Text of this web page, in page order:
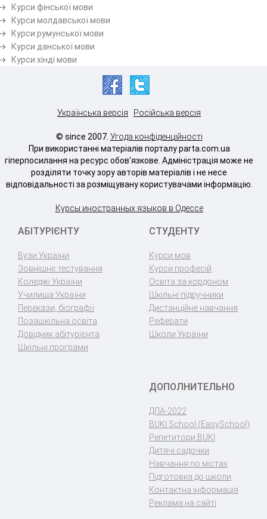
Курси фінської мови
Курси молдавської мови
Курси румунської мови
Курси данської мови
Курси хінді мови
Українська версія Російська версія
© since 2007. Угода конфіденційності
При використанні матеріалів порталу parta.com.ua
гіперпосилання на ресурс обов'язкове. Адміністрація може не
розділяти точку зору авторів матеріалів і не несе
відповідальності за розміщувану користувачами інформацію.
Курсы иностранных языков в Одессе
АБІТУРІЄНТУ
Вузи України
Зовнішнє тестування
Коледжі України
Училища України
Перекази, біографії
Позашкільна освіта
Довідник абітурієнта
Шкільні програми
СТУДЕНТУ
Курси мов
Курси професій
Освіта за кордоном
Шкільні підручники
Дистанційне навчання
Реферати
Школи України
ДОПОЛНИТЕЛЬНО
ДПА-2022
BUKI School (EasySchool)
Репетитори BUKI
Дитячі садочки
Навчання по містах
Підготовка до школи
Контактна інформація
Реклама на сайті